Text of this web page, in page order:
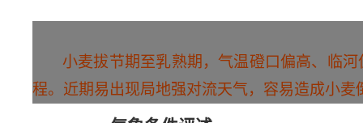
小麦拔节期至乳熟期，气温磴口偏高、
临
程。 近期易出现局地强对流天气，容易造成小麦